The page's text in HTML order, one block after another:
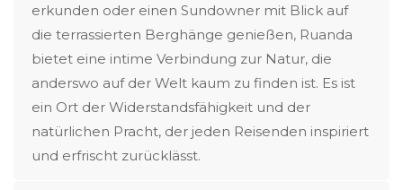
erkunden oder einen Sundowner mit Blick auf
die terrassierten Berghänge genießen, Ruanda
bietet eine intime Verbindung zur Natur, die
anderswo auf der Welt kaum zu finden ist. Es ist
ein Ort der Widerstandsfähigkeit und der
natürlichen Pracht, der jeden Reisenden inspiriert
und erfrischt zurücklässt.